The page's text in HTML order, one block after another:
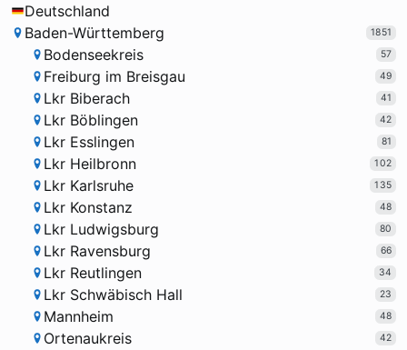
Deutschland
Baden-Württemberg
1851
Bodenseekreis 57
Freiburg im Breisgau 49
Lkr Biberach 41
Lkr Böblingen 42
Lkr Esslingen 81
Lkr Heilbronn 102
Lkr Karlsruhe 135
Lkr Konstanz 48
Lkr Ludwigsburg 80
Lkr Ravensburg 66
Lkr Reutlingen 34
Lkr Schwäbisch Hall 23
Mannheim 48
Ortenaukreis 42